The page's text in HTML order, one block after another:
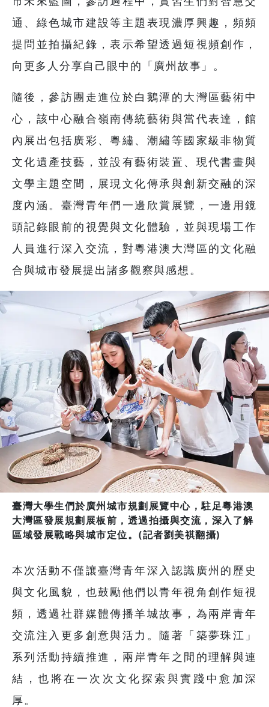
通、綠色城市建設等主題表現濃厚興趣，頻頻
提問並拍攝紀錄，表示希望透過短視頻創作，
向更多人分享自己眼中的「廣州故事」。
隨後，參訪團走進位於白鵝潭的大灣區藝術中
心，該中心融合嶺南傳統藝術與當代表達，館
內展出包括廣彩、粵繡、潮繡等國家級非物質
文化遺產技藝，並設有藝術裝置、現代書畫與
文學主題空間，展現文化傳承與創新交融的深
度內涵。臺灣青年們一邊欣賞展覽，一邊用鏡
頭記錄眼前的視覺與文化體驗，並與現場工作
人員進行深入交流，對粵港澳大灣區的文化融
合與城市發展提出諸多觀察與感想。
臺灣大學生們於廣州城市規劃展覽中心，駐足粵港澳
大灣區發展規劃展板前，透過拍攝與交流，深入了解
區域發展戰略與城市定位。(記者劉美祺翻攝)
本次活動不僅讓臺灣青年深入認識廣州的歷史
與文化風貌，也鼓勵他們以青年視角創作短視
頻，透過社群媒體傳播羊城故事，為兩岸青年
交流注入更多創意與活力。隨著「築夢珠江」
系列活動持續推進，兩岸青年之間的理解與連
結，也將在一次次文化探索與實踐中愈加深
厚。